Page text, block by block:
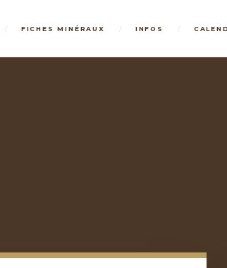
/ FICHES MINÉRAUX / INFOS /